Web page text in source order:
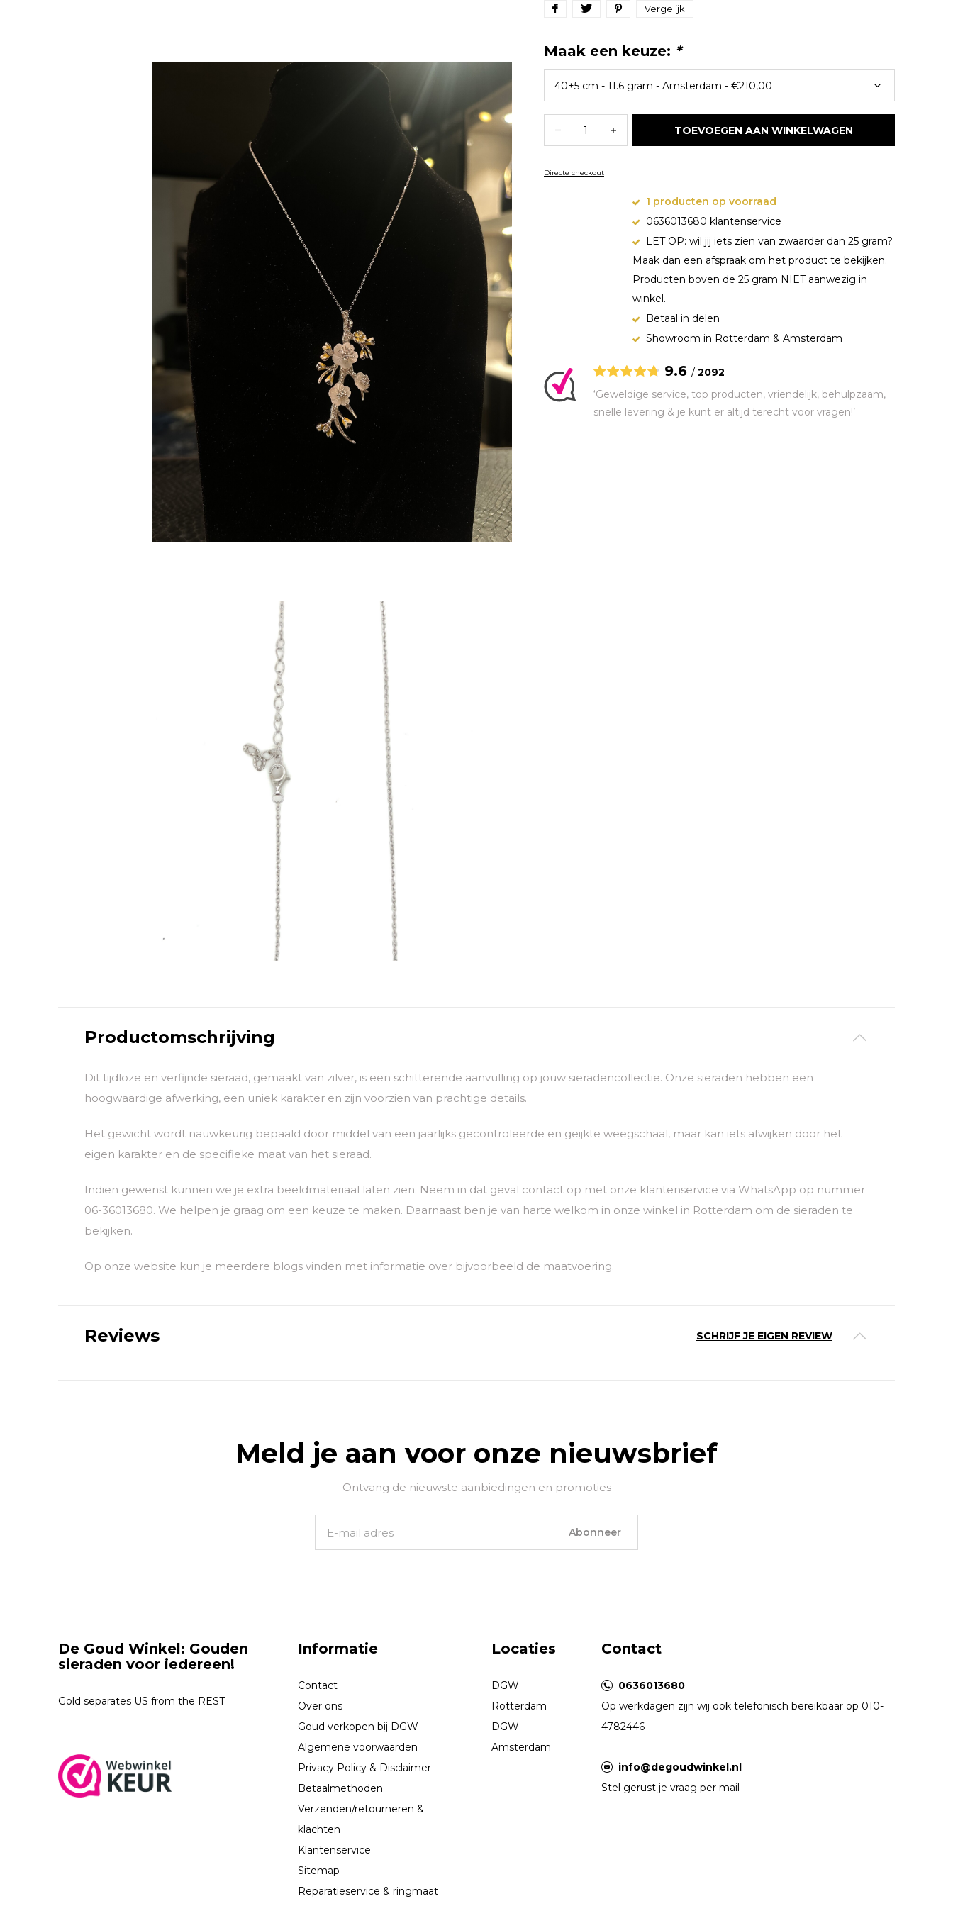
Vergelijk
Maak een keuze: *
TOEVOEGEN AAN WINKELWAGEN
Directe checkout
1 producten op voorraad
0636013680 klantenservice
LET OP: wil jij iets zien van zwaarder dan 25 gram?
Maak dan een afspraak om het product te bekijken.
Producten boven de 25 gram NIET aanwezig in
winkel.
Betaal in delen
Showroom in Rotterdam & Amsterdam
9.6 / 2092
‘Geweldige service, top producten, vriendelijk, behulpzaam,
snelle levering & je kunt er altijd terecht voor vragen!’
Productomschrijving
Dit tijdloze en verfijnde sieraad, gemaakt van zilver, is een schitterende aanvulling op jouw sieradencollectie. Onze sieraden hebben een
hoogwaardige afwerking, een uniek karakter en zijn voorzien van prachtige details.
Het gewicht wordt nauwkeurig bepaald door middel van een jaarlijks gecontroleerde en geijkte weegschaal, maar kan iets afwijken door het
eigen karakter en de specifieke maat van het sieraad.
Indien gewenst kunnen we je extra beeldmateriaal laten zien. Neem in dat geval contact op met onze klantenservice via WhatsApp op nummer
06-36013680. We helpen je graag om een keuze te maken. Daarnaast ben je van harte welkom in onze winkel in Rotterdam om de sieraden te
bekijken.
Op onze website kun je meerdere blogs vinden met informatie over bijvoorbeeld de maatvoering.
Reviews SCHRIJF JE EIGEN REVIEW
Meld je aan voor onze nieuwsbrief
Ontvang de nieuwste aanbiedingen en promoties
Abonneer
De Goud Winkel: Gouden
sieraden voor iedereen!
Gold separates US from the REST
Informatie
Contact
Over ons
Goud verkopen bij DGW
Algemene voorwaarden
Privacy Policy & Disclaimer
Betaalmethoden
Verzenden/retourneren &
klachten
Klantenservice
Sitemap
Reparatieservice & ringmaat
Locaties
DGW
Rotterdam
DGW
Amsterdam
Contact
0636013680
Op werkdagen zijn wij ook telefonisch bereikbaar op 010-
4782446
info@degoudwinkel.nl
Stel gerust je vraag per mail